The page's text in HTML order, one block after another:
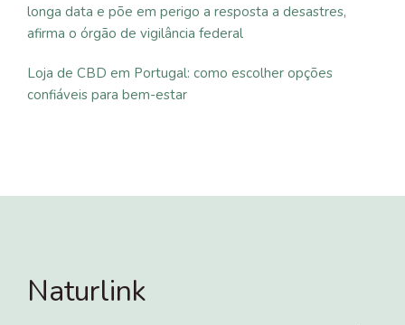
longa data e põe em perigo a resposta a desastres,
afirma o órgão de vigilância federal
Loja de CBD em Portugal: como escolher opções
confiáveis para bem-estar
Naturlink